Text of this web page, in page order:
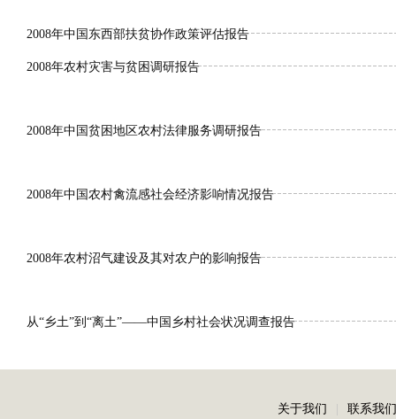
2008年中国东西部扶贫协作政策评估报告
2008年农村灾害与贫困调研报告
2008年中国贫困地区农村法律服务调研报告
2008年中国农村禽流感社会经济影响情况报告
2008年农村沼气建设及其对农户的影响报告
从“乡土”到“离土”——中国乡村社会状况调查报告
关于我们 联系我们